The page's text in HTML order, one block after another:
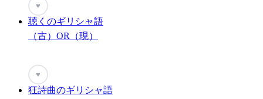
♥
聴くのギリシャ語
（古）OR（現）
♥
狂詩曲のギリシャ語